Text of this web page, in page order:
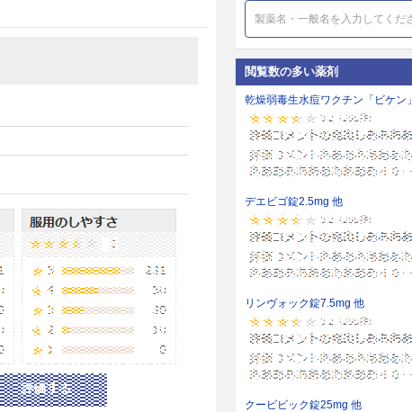
閲覧数の多い薬剤
乾燥弱毒生水痘ワクチン「ビケン」
デエビゴ錠2.5mg 他
リンヴォック錠7.5mg 他
クービビック錠25mg 他